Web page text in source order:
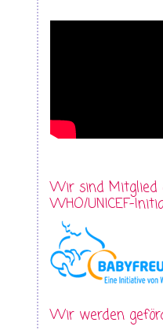
Wir sind Mitglied
WHO/UNICEF-
Wir werden